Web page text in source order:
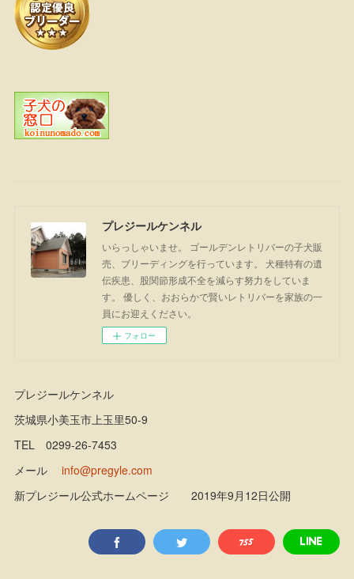
プレジールケンネル
いらっしゃいませ。 ゴールデンレトリバーの子犬販
売、ブリーディングを行っています。 犬種特有の遺
伝疾患、股関節形成不全を減らす努力をしていま
す。 優しく、おおらかで賢いレトリバーを家族の一
員にお迎えください。
フォロー
プレジールケンネル
茨城県小美玉市上玉里50-9
TEL 0299-26-7453
メールinfo@pregyle.com
新プレジール公式ホームページ 2019年9月12日公開